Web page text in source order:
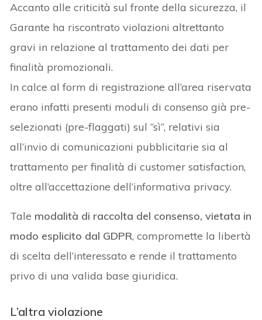
Accanto alle criticità sul fronte della sicurezza, il
Garante ha riscontrato violazioni altrettanto
gravi in relazione al trattamento dei dati per
finalità promozionali.
In calce al form di registrazione all’area riservata
erano infatti presenti moduli di consenso già pre-
selezionati (pre-flaggati) sul “sì”, relativi sia
all’invio di comunicazioni pubblicitarie sia al
trattamento per finalità di customer satisfaction,
oltre all’accettazione dell’informativa privacy.
Tale modalità di raccolta del consenso, vietata in
modo esplicito dal GDPR, compromette la libertà
di scelta dell’interessato e rende il trattamento
privo di una valida base giuridica.
L’altra violazione